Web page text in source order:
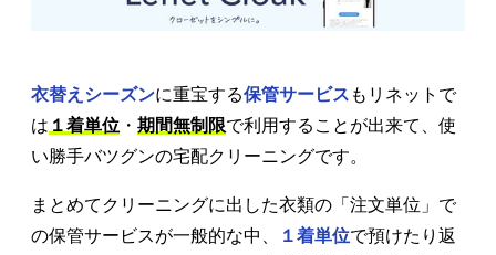
衣替えシーズンに重宝する保管サービス もリネットで
は １着単位 ・ 期間無制限で利用することが出来て、使
い勝手バツグンの宅配クリーニングです。
まとめてクリーニングに出した衣類の「注文単位」で
の保管サービスが一般的な中、
１着単位で預けたり返